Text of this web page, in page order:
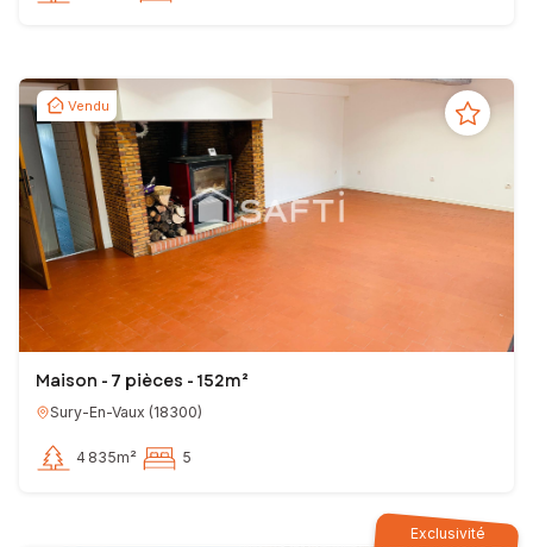
Vendu
Maison - 7 pièces - 152m²
Sury-En-Vaux (18300)
4 835m² 5
Exclusivité